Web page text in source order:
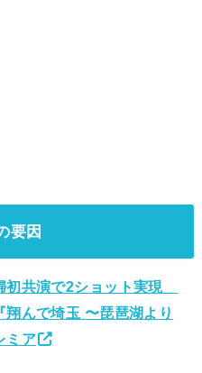
要因
初共演で2ショット実現
んで埼玉 〜琵琶湖より
ミア